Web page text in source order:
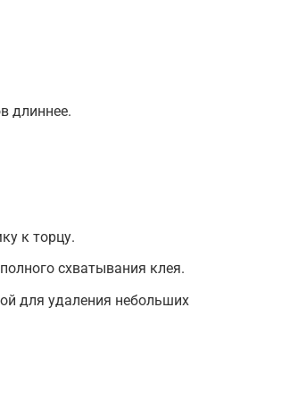
длиннее.
к торцу.
схватывания клея.
для удаления небольших